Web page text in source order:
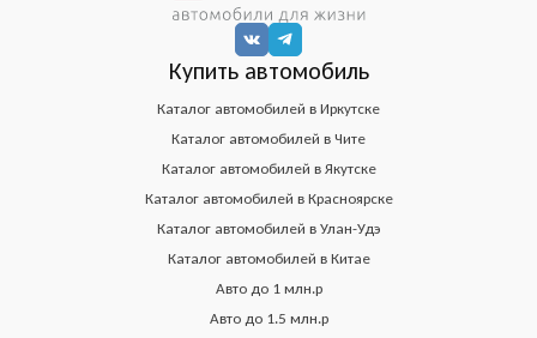
Купить автомобиль
Каталог автомобилей в Иркутске
Каталог автомобилей в Чите
Каталог автомобилей в Якутске
Каталог автомобилей в Красноярске
Каталог автомобилей в Улан-Удэ
Каталог автомобилей в Китае
Авто до 1 млн.р
Авто до 1.5 млн.р